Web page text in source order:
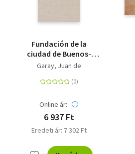
Fundación de la
ciudad de Buenos-
Aires
Garay, Juan de
Online ár:
6 937 Ft
Eredeti ár: 7 302 Ft